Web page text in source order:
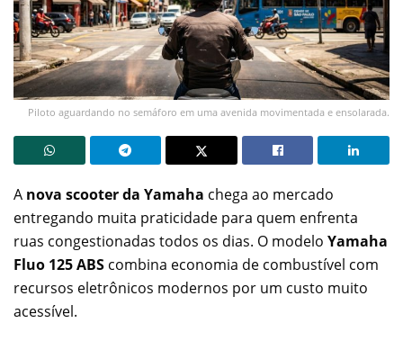
Piloto aguardando no semáforo em uma avenida movimentada e ensolarada.
A nova scooter da Yamaha chega ao mercado
entregando muita praticidade para quem enfrenta
ruas congestionadas todos os dias. O modelo Yamaha
Fluo 125 ABS combina economia de combustível com
recursos eletrônicos modernos por um custo muito
acessível.